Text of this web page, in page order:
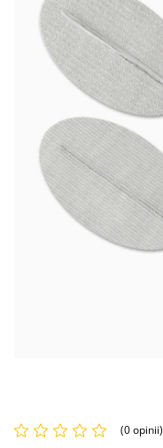
(0 opinii)